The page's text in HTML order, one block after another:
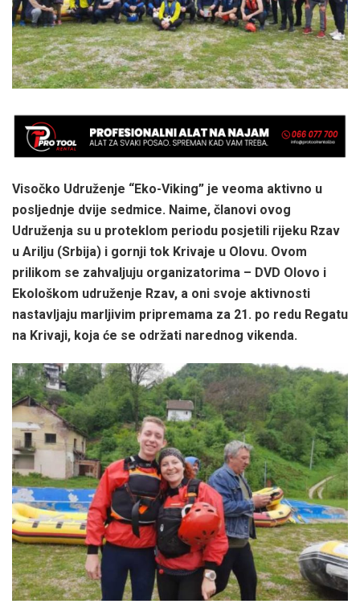
Visočko Udruženje “Eko-Viking” je veoma aktivno u
posljednje dvije sedmice. Naime, članovi ovog
Udruženja su u proteklom periodu posjetili rijeku Rzav
u Arilju (Srbija) i gornji tok Krivaje u Olovu. Ovom
prilikom se zahvaljuju organizatorima – DVD Olovo i
Ekološkom udruženje Rzav, a oni svoje aktivnosti
nastavljaju marljivim pripremama za 21. po redu Regatu
na Krivaji, koja će se održati narednog vikenda.